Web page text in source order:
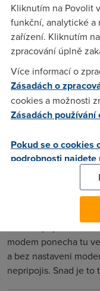
lamax(2.10.2005
lol
Nargon(2.10.2005
Takze ja to trochu
blaboli z horecky.
prihlaseni do
menit nemela, pak to
pak pujdou na
neverejna. No jak to
primo tvuj PC a je
(moznost zakladat
modem ponecha tu
a bez nastaveni
nepripojis. Snad je to
Kliknutím na Povolit
funkční, analytické
zařízení. Kliknutím
zpracování úplně
Více informací o
Zásadách o
cookies a možnosti
Zásadách používání
Pokud se o cookies
podrobnosti